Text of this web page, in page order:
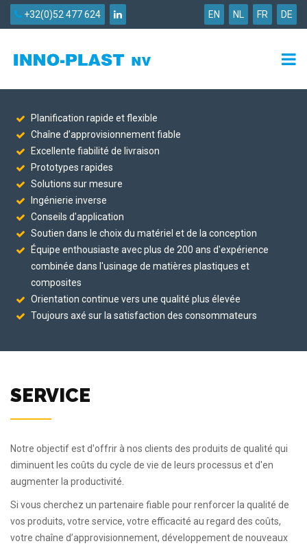
EN NL FR DE
+32(0)52 477 624
Planification rapide et flexible
Chaîne d’approvisionnement fiable
Excellente fiabilité de livraison
Prototypes rapides
Solutions sur mesure
Ingénierie inverse
Conseils d'application
Soutien dans le choix du matériel et de la conception
Équipe enthousiaste avec plus de 200 ans d'expérience
combinée dans l'usinage de matières plastiques et
composites
Orientation continue vers une qualité plus élevée
Toujours axé sur la satisfaction des consommateurs
SERVICE
Notre objectif est d'offrir à nos clients des produits de qualité qui
diminuent les coûts du cycle de vie de leurs processus et d'en
augmenter la productivité.
Si vous cherchez un partenaire fiable pour renforcer la qualité de
vos produits, votre service, votre efficacité au regard des coûts,
votre chaîne d’approvisionnement, développement de nouveaux